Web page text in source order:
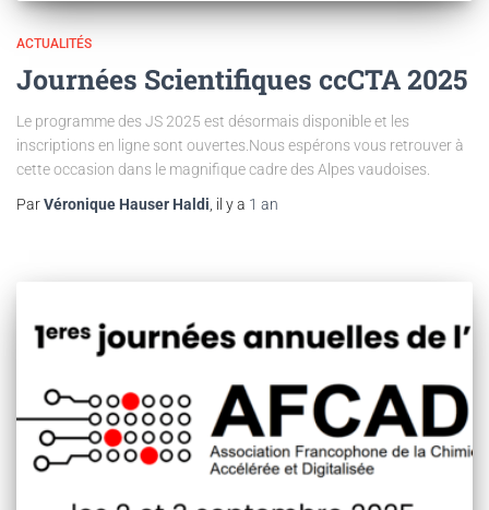
ACTUALITÉS
Journées Scientifiques ccCTA 2025
Le programme des JS 2025 est désormais disponible et les
inscriptions en ligne sont ouvertes.Nous espérons vous retrouver à
cette occasion dans le magnifique cadre des Alpes vaudoises.
ParVéronique Hauser Haldi , il y a 1 an